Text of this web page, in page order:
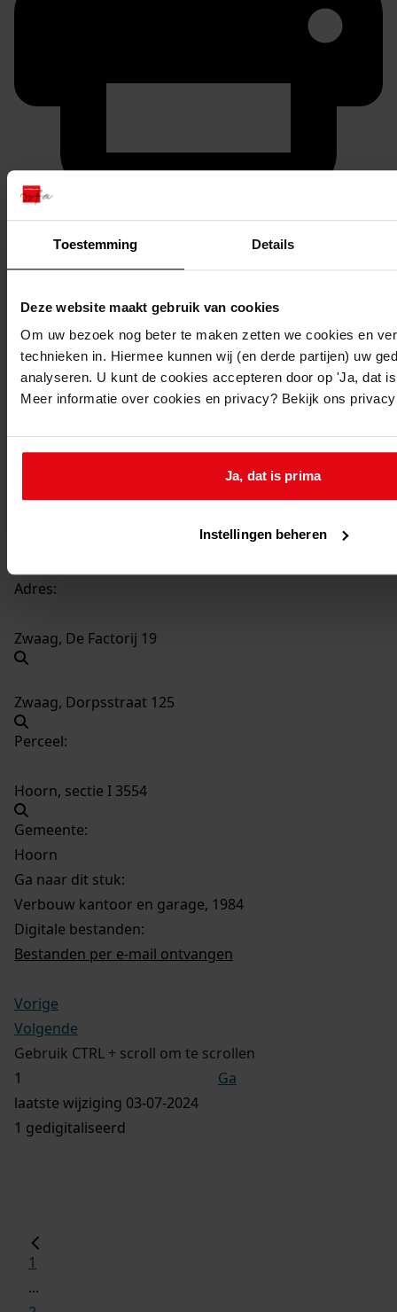
Toestemming Details
Deze website maakt gebruik van cookies
Om uw bezoek nog beter te maken zetten we cookies en
technieken in. Hiermee kunnen wij (en derde partijen) uw
analyseren. U kunt de cookies accepteren door op 'Ja, dat
Meer informatie over cookies en privacy? Bekijk ons
Ja, dat is prima
Instellingen beheren
Printen
duurzaam webadres
Inventaris
Inv.nrs. 701-800
Datering:
Adres:
Zwaag, De Factorij 19
Zwaag, Dorpsstraat 125
Perceel:
Hoorn, sectie I 3554
Gemeente:
Hoorn
Ga naar dit stuk:
Verbouw kantoor en garage, 1984
Digitale bestanden:
Bestanden per e-mail ontvangen
Vorige
Volgende
Gebruik CTRL + scroll om te scrollen
Ga
laatste wijziging 03-07-2024
1 gedigitaliseerd
1
...